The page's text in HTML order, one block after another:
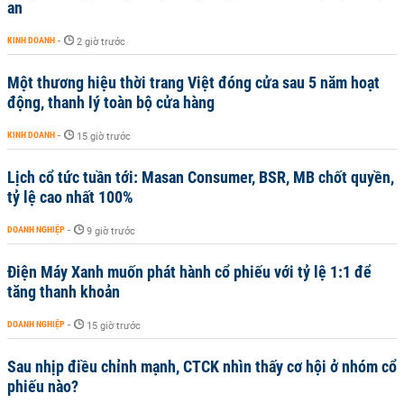
an
KINH DOANH - 2 giờ trước
Một thương hiệu thời trang Việt đóng cửa sau 5 năm hoạt
động, thanh lý toàn bộ cửa hàng
KINH DOANH - 15 giờ trước
Lịch cổ tức tuần tới: Masan Consumer, BSR, MB chốt quyền,
tỷ lệ cao nhất 100%
DOANH NGHIỆP - 9 giờ trước
Điện Máy Xanh muốn phát hành cổ phiếu với tỷ lệ 1:1 để
tăng thanh khoản
DOANH NGHIỆP - 15 giờ trước
Sau nhịp điều chỉnh mạnh, CTCK nhìn thấy cơ hội ở nhóm cổ
phiếu nào?